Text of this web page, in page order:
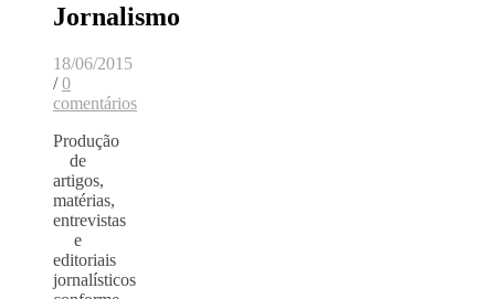
Jornalismo
18/06/2015
/ 0
comentários
Produção
de
artigos,
matérias,
entrevistas
e
editoriais
jornalísticos